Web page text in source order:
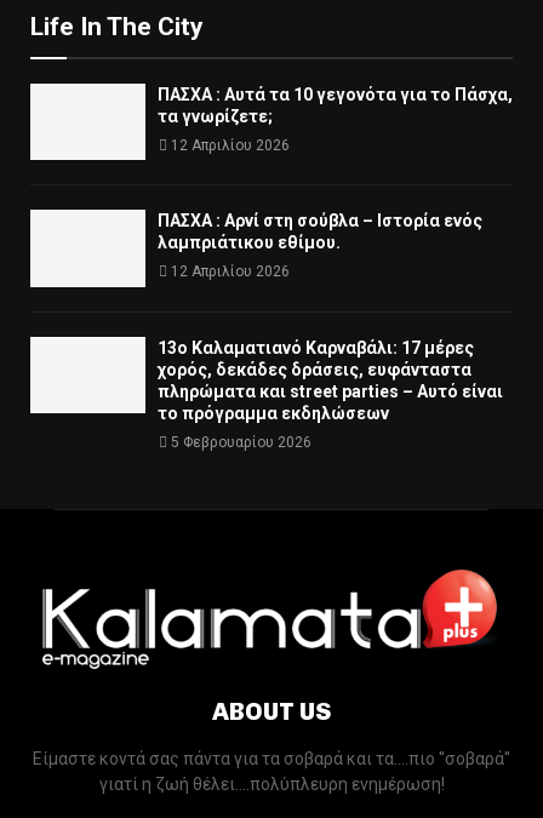
Life In The City
ΠΑΣΧΑ : Αυτά τα 10 γεγονότα για το Πάσχα,
τα γνωρίζετε;
12 Απριλίου 2026
ΠΑΣΧΑ : Αρνί στη σούβλα – Ιστορία ενός
λαμπριάτικου εθίμου.
12 Απριλίου 2026
13ο Καλαματιανό Καρναβάλι: 17 μέρες
χορός, δεκάδες δράσεις, ευφάνταστα
πληρώματα και street parties – Αυτό είναι
το πρόγραμμα εκδηλώσεων
5 Φεβρουαρίου 2026
ABOUT US
Είμαστε κοντά σας πάντα για τα σοβαρά και τα....πιο ''σοβαρά''
γιατί η ζωή θέλει....πολύπλευρη ενημέρωση!